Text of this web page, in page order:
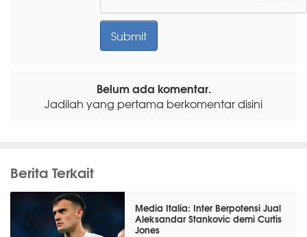
Belum ada komentar.
Jadilah yang pertama berkomentar disini
Berita Terkait
Media Italia: Inter Berpotensi Jual
Aleksandar Stankovic demi Curtis
Jones